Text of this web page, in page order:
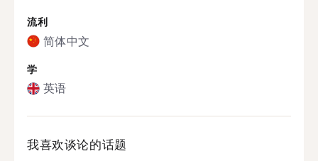
流利
简体中文
学
英语
我喜欢谈论的话题